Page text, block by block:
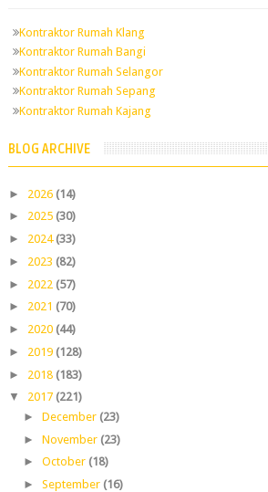
Kontraktor Rumah Klang
Kontraktor Rumah Bangi
Kontraktor Rumah Selangor
Kontraktor Rumah Sepang
Kontraktor Rumah Kajang
BLOG ARCHIVE
► 2026 (14)
► 2025 (30)
► 2024 (33)
► 2023 (82)
► 2022 (57)
► 2021 (70)
► 2020 (44)
► 2019 (128)
► 2018 (183)
▼ 2017 (221)
► December (23)
► November (23)
► October (18)
► September (16)